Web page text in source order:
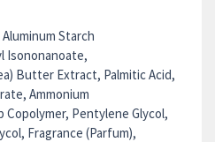
Starch
Isononanoate,
Butter Extract, Palmitic Acid,
Ammonium
Pentylene Glycol,
Fragrance (Parfum),